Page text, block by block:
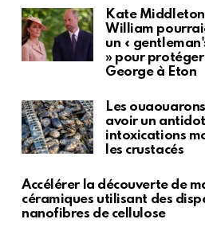
Kate
William
un «
» pour
George à Eton
Les
avoir un
intoxications
les crustacés
Accélérer la découverte de
céramiques utilisant des
nanofibres de cellulose